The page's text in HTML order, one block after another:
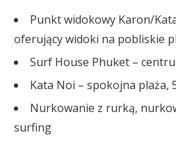
Punkt widokowy Karon/
oferujący widoki na pobliskie
Surf House Phuket –
Kata Noi – spokojna plaża,
Nurkowanie z rurką,
surfing